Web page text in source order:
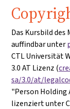
Das Kursbild des
auffindbar unter
CTL Universität
3.0 AT Lizenz (
sa/3.0/at/
"Person Holding
lizenziert unter